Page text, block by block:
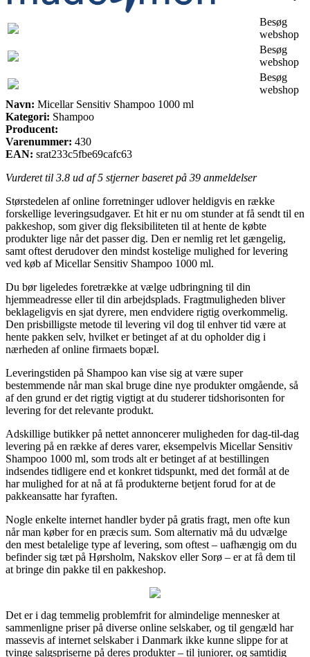
Besøg
webshop
Besøg
webshop
Besøg
webshop
Navn: Micellar Sensitiv Shampoo 1000 ml
Kategori: Shampoo
Producent:
Varenummer: 430
EAN: srat233c5fbe69cafc63
Vurderet til 3.8 ud af 5 stjerner baseret på 39 anmeldelser
Størstedelen af online forretninger udlover heldigvis en række
forskellige leveringsudgaver. Et hit er nu om stunder at få sendt til en
pakkeshop, som giver dig fleksibiliteten til at hente de købte
produkter lige når det passer dig. Den er nemlig ret let gængelig,
samt oftest derudover den mindst kostelige mulighed for levering
ved køb af Micellar Sensitiv Shampoo 1000 ml.
Du bør ligeledes foretrække at vælge udbringning til din
hjemmeadresse eller til din arbejdsplads. Fragtmuligheden bliver
beklageligvis en sjat dyrere, men endvidere rigtig overkommelig.
Den prisbilligste metode til levering vil dog til enhver tid være at
hente pakken selv, hvilket er betinget af at du opholder dig i
nærheden af online firmaets bopæl.
Leveringstiden på Shampoo kan vise sig at være super
bestemmende når man skal bruge dine nye produkter omgående, så
af den grund er det rigtig vigtigt at du studerer tidshorisonten for
levering for det relevante produkt.
Adskillige butikker på nettet annoncerer muligheden for dag-til-dag
levering på en række af deres varer, eksempelvis Micellar Sensitiv
Shampoo 1000 ml, som trods alt er betinget af at bestillingen
indsendes tidligere end et konkret tidspunkt, med det formål at de
har mulighed for at nå at få produkterne betjent forud for at de
pakkeansatte har fyraften.
Nogle enkelte internet handler byder på gratis fragt, men ofte kun
når man køber for en præcis sum. Som alternativ må du udvælge
den mest betalelige type af levering, som oftest – uafhængig om du
befinder sig tæt på Hørsholm, Nakskov eller Sorø – er at få dem til
at bringe din pakke til en pakkeshop.
Det er i dag temmelig problemfrit for almindelige mennesker at
sammenligne priser på diverse online selskaber, og til gengæld har
massevis af internet selskaber i Danmark ikke kunne slippe for at
tvinge salgspriserne på deres produkter – til juniorer, og samtidig